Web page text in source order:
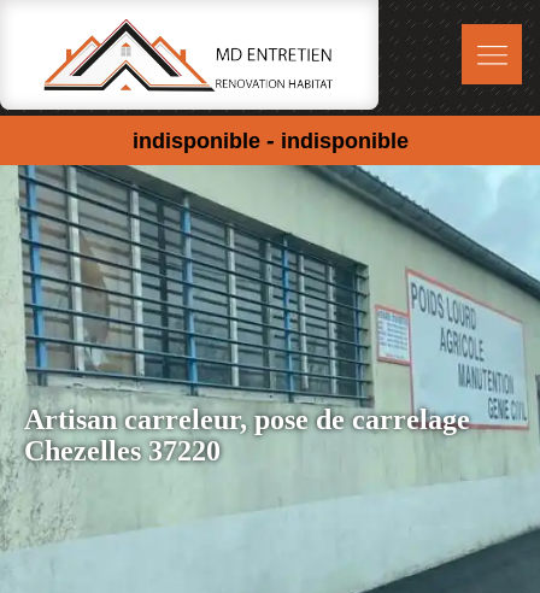
indisponible - indisponible
Artisan carreleur, pose de carrelage
Chezelles 37220